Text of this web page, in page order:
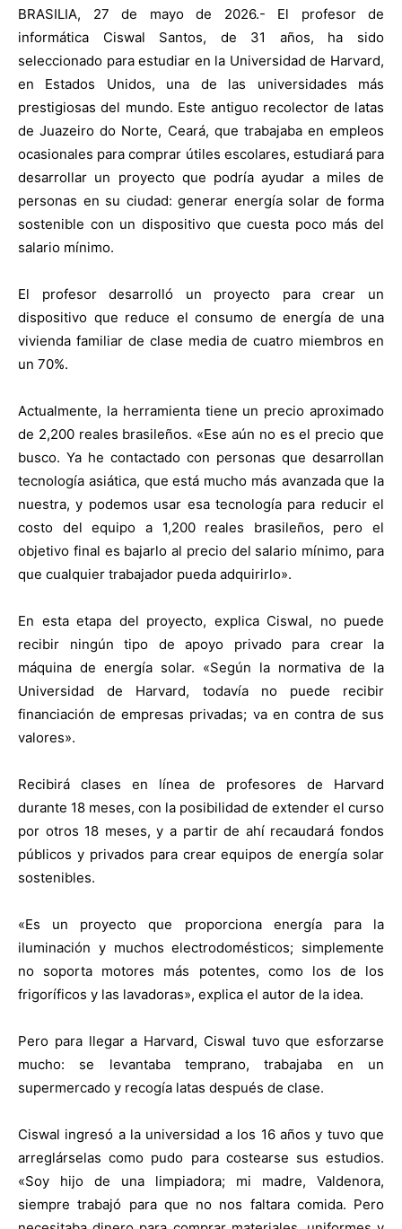
BRASILIA, 27 de mayo de 2026.- El profesor de
informática Ciswal Santos, de 31 años, ha sido
seleccionado para estudiar en la Universidad de Harvard,
en Estados Unidos, una de las universidades más
prestigiosas del mundo. Este antiguo recolector de latas
de Juazeiro do Norte, Ceará, que trabajaba en empleos
ocasionales para comprar útiles escolares, estudiará para
desarrollar un proyecto que podría ayudar a miles de
personas en su ciudad: generar energía solar de forma
sostenible con un dispositivo que cuesta poco más del
salario mínimo.
El profesor desarrolló un proyecto para crear un
dispositivo que reduce el consumo de energía de una
vivienda familiar de clase media de cuatro miembros en
un 70%.
Actualmente, la herramienta tiene un precio aproximado
de 2,200 reales brasileños. «Ese aún no es el precio que
busco. Ya he contactado con personas que desarrollan
tecnología asiática, que está mucho más avanzada que la
nuestra, y podemos usar esa tecnología para reducir el
costo del equipo a 1,200 reales brasileños, pero el
objetivo final es bajarlo al precio del salario mínimo, para
que cualquier trabajador pueda adquirirlo».
En esta etapa del proyecto, explica Ciswal, no puede
recibir ningún tipo de apoyo privado para crear la
máquina de energía solar. «Según la normativa de la
Universidad de Harvard, todavía no puede recibir
financiación de empresas privadas; va en contra de sus
valores».
Recibirá clases en línea de profesores de Harvard
durante 18 meses, con la posibilidad de extender el curso
por otros 18 meses, y a partir de ahí recaudará fondos
públicos y privados para crear equipos de energía solar
sostenibles.
«Es un proyecto que proporciona energía para la
iluminación y muchos electrodomésticos; simplemente
no soporta motores más potentes, como los de los
frigoríficos y las lavadoras», explica el autor de la idea.
Pero para llegar a Harvard, Ciswal tuvo que esforzarse
mucho: se levantaba temprano, trabajaba en un
supermercado y recogía latas después de clase.
Ciswal ingresó a la universidad a los 16 años y tuvo que
arreglárselas como pudo para costearse sus estudios.
«Soy hijo de una limpiadora; mi madre, Valdenora,
siempre trabajó para que no nos faltara comida. Pero